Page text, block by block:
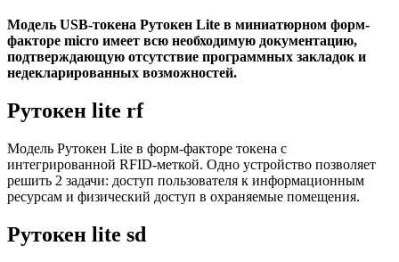
Модель USB-токена Рутокен Lite в миниатюрном форм-
факторе micro имеет всю необходимую документацию,
подтверждающую отсутствие программных закладок и
недекларированных возможностей.
Рутокен lite rf
Модель Рутокен Lite в форм-факторе токена с
интегрированной RFID-меткой. Одно устройство позволяет
решить 2 задачи: доступ пользователя к информационным
ресурсам и физический доступ в охраняемые помещения.
Рутокен lite sd